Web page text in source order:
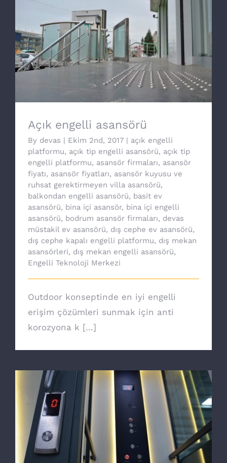
Açık engelli asansörü
Açık engelli asansörü
By devas | Ekim 2nd, 2017 | açık engelli
platformu, açık tip engelli asansörü, açık tip
engelli platformu, asansör firmaları, asansör
fiyatı, asansör fiyatları, asansör kuyusu ve
ruhsat gerektirmeyen villa asansörü,
balkondan engelli asansörü, basit ev
asansörü, bina içi asansör, bina içi engelli
asansörü, bodrum asansör firmaları, devas
müstakil ev asansörü, dış cephe ev asansörü,
dış cephe kapalı engelli platformu, dış mekan
asansörleri, dış mekan engelli asansörü,
Engelli Teknoloji Merkezi
Outdoor konseptinde en iyi engelli
erişim çözümleri sunmak için anti
korozyona k [...]
Ev asansörü ile özgürsünüz